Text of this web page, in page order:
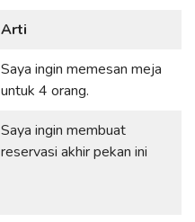
Arti
Saya ingin memesan meja
untuk 4 orang.
Saya ingin membuat
reservasi akhir pekan ini